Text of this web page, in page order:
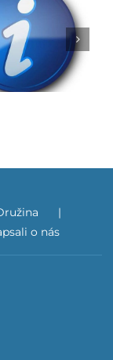
Jarmark
o nás